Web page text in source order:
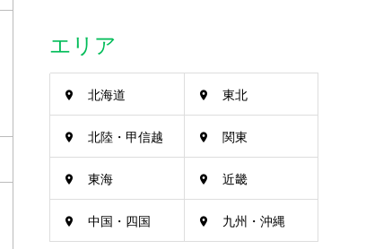
エリア
北海道 東北
北陸・甲信越 関東
東海 近畿
中国・四国 九州・沖縄